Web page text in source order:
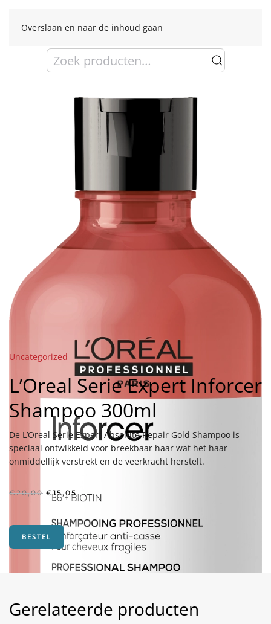
Overslaan en naar de inhoud gaan
Zoeken
naar:
Uncategorized
L’Oreal Serie Expert Inforcer
Shampoo 300ml
De L’Oreal Serie Expert Absolute Repair Gold Shampoo is
speciaal ontwikkeld voor breekbaar haar wat het haar
onmiddellijk verstrekt en de veerkracht herstelt.
€20,00 Oorspronkelijke
prijs
€20,00.
€15,05Huidige
prijs
€15,05.
BESTEL
Gerelateerde producten